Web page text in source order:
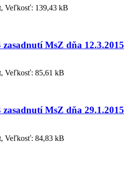
Veľkosť: 139,43 kB
MsZ dňa 12.3.2015
Veľkosť: 85,61 kB
MsZ dňa 29.1.2015
Veľkosť: 84,83 kB